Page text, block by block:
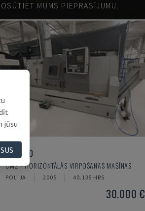
MUMS PIEPRASĪJUMU.
TBI-520
CMZ - HORIZONTĀLĀS VIRPOŠANAS MAŠĪNAS
POLIJA 2005 40.135 HRS
30.000 €
jūsu